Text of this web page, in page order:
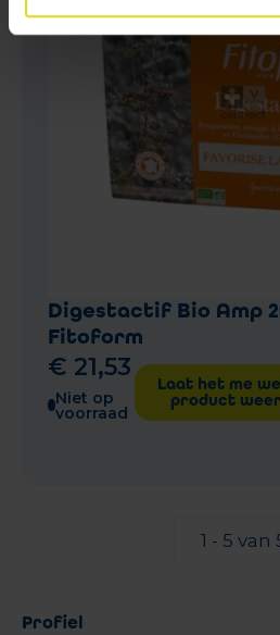
Digestactif Bio Amp
Fitoform
€ 21,53
Niet op
voorraad
Laat het me
product
1 - 5 van
Profiel